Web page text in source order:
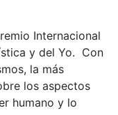
Internacional
y del Yo. Con
la más
los aspectos
humano y lo